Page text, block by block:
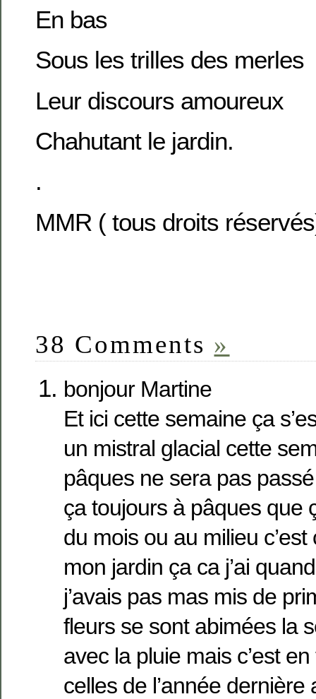
En bas
Sous les trilles des merles
Leur discours amoureux
Chahutant le jardin.
.
MMR ( tous droits
38 Comments »
bonjour Martine
Et ici cette semaine ça
un mistral glacial cette
pâques ne sera pas
ça toujours à pâques que
du mois ou au milieu
mon jardin ça ca j’ai
j’avais pas mas mis de
fleurs se sont abimées la
avec la pluie mais c’est
celles de l’année dernière